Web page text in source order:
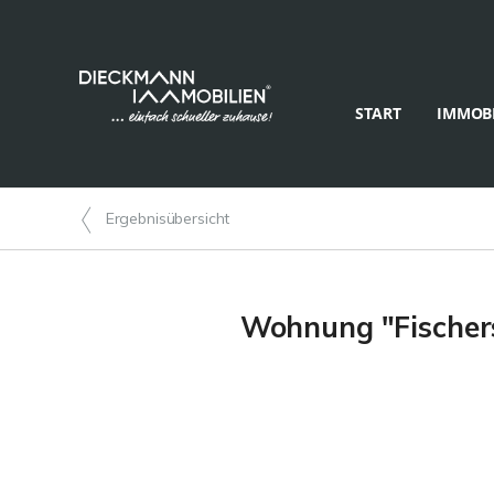
START
Ergebnisübersicht
Wohnung